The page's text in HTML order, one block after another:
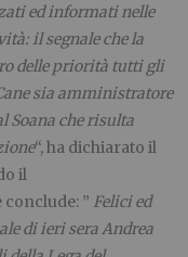
edinformati nelle
il segnale che la
delle priorità tutti gli
sia amministratore
Soana che risulta
“, ha dichiarato il
il
conclude: ” Felici ed
di ieri sera Andrea